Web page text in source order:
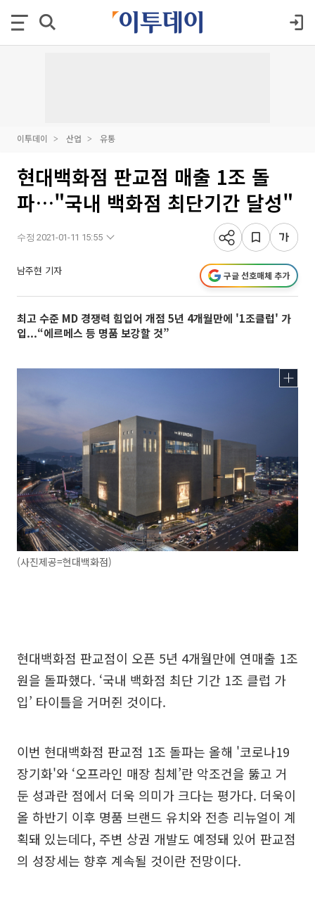
이투데이 산업 유통
현대백화점 판교점 매출 1조 돌
파…"국내 백화점 최단기간 달성"
수정 2021-01-11 15:55
남주현 기자 구글 선호매체 추가
최고 수준 MD 경쟁력 힘입어 개점 5년 4개월만에 '1조클럽' 가
입...“에르메스 등 명품 보강할 것”
(사진제공=현대백화점)
현대백화점 판교점이 오픈 5년 4개월만에 연매출 1조
원을 돌파했다. ‘국내 백화점 최단 기간 1조 클럽 가
입’ 타이틀을 거머쥔 것이다.
이번 현대백화점 판교점 1조 돌파는 올해 '코로나19
장기화'와 ‘오프라인 매장 침체’란 악조건을 뚫고 거
둔 성과란 점에서 더욱 의미가 크다는 평가다. 더욱이
올 하반기 이후 명품 브랜드 유치와 전층 리뉴얼이 계
획돼 있는데다, 주변 상권 개발도 예정돼 있어 판교점
의 성장세는 향후 계속될 것이란 전망이다.